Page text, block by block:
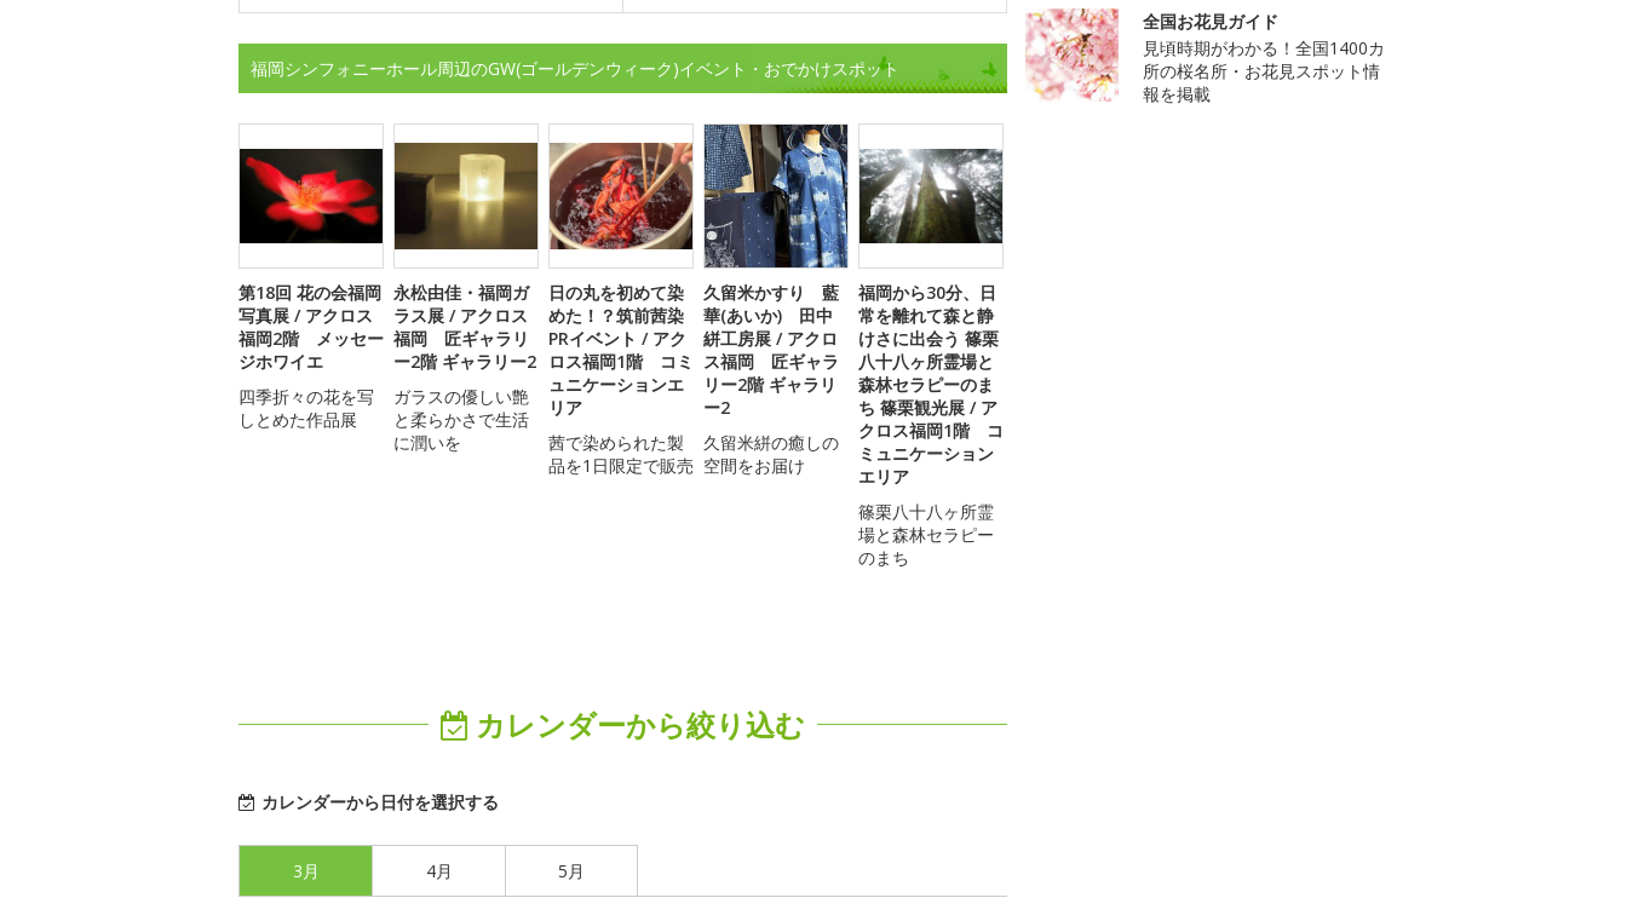
福岡シンフォニーホール周辺のGW(ゴールデンウィーク)イベント・おでかけスポット
第18回 花の会福岡
写真展 / アクロス
福岡2階 メッセー
ジホワイエ
四季折々の花を写
しとめた作品展
永松由佳・福岡ガ
ラス展 / アクロス
福岡 匠ギャラリ
ー2階 ギャラリー2
ガラスの優しい艶
と柔らかさで生活
に潤いを
日の丸を初めて染
めた！？筑前茜染
PRイベント / アク
ロス福岡1階 コミ
ュニケーションエ
リア
茜で染められた製
品を1日限定で販売
久留米かすり 藍
華(あいか) 田中
絣工房展 / アクロ
ス福岡 匠ギャラ
リー2階 ギャラリ
ー2
久留米絣の癒しの
空間をお届け
福岡から30分、日
常を離れて森と静
けさに出会う 篠栗
八十八ヶ所霊場と
森林セラピーのま
ち 篠栗観光展 / ア
クロス福岡1階 コ
ミュニケーション
エリア
篠栗八十八ヶ所霊
場と森林セラピー
のまち
カレンダーから絞り込む
カレンダーから日付を選択する
3月 4月 5月
全国お花見ガイド
見頃時期がわかる！全国1400カ
所の桜名所・お花見スポット情
報を掲載